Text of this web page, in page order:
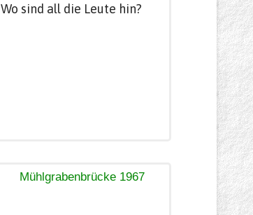
Wo sind all die Leute hin?
Mühlgrabenbrücke 1967